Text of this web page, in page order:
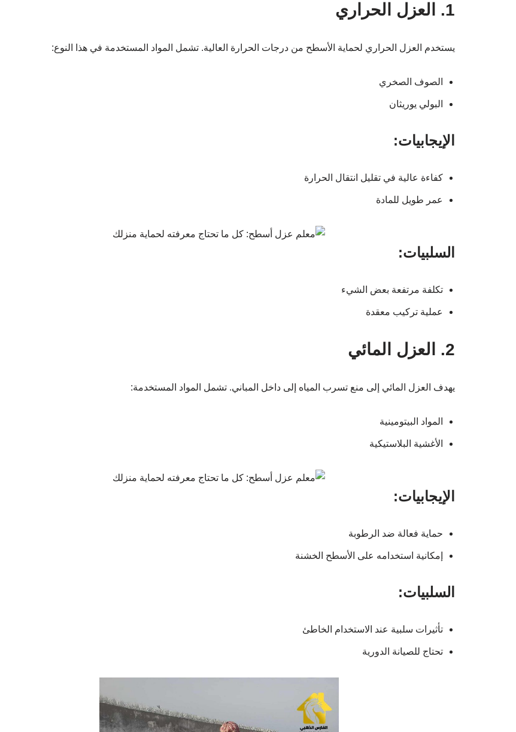
1. العزل الحراري
يستخدم العزل الحراري لحماية الأسطح من درجات الحرارة العالية. تشمل المواد المستخدمة في هذا النوع:
الصوف الصخري
البولي يوريثان
الإيجابيات:
كفاءة عالية في تقليل انتقال الحرارة
عمر طويل للمادة
السلبيات:
تكلفة مرتفعة بعض الشيء
عملية تركيب معقدة
2. العزل المائي
يهدف العزل المائي إلى منع تسرب المياه إلى داخل المباني. تشمل المواد المستخدمة:
المواد البيتومينية
الأغشية البلاستيكية
الإيجابيات:
حماية فعالة ضد الرطوبة
إمكانية استخدامه على الأسطح الخشنة
السلبيات:
تأثيرات سلبية عند الاستخدام الخاطئ
تحتاج للصيانة الدورية